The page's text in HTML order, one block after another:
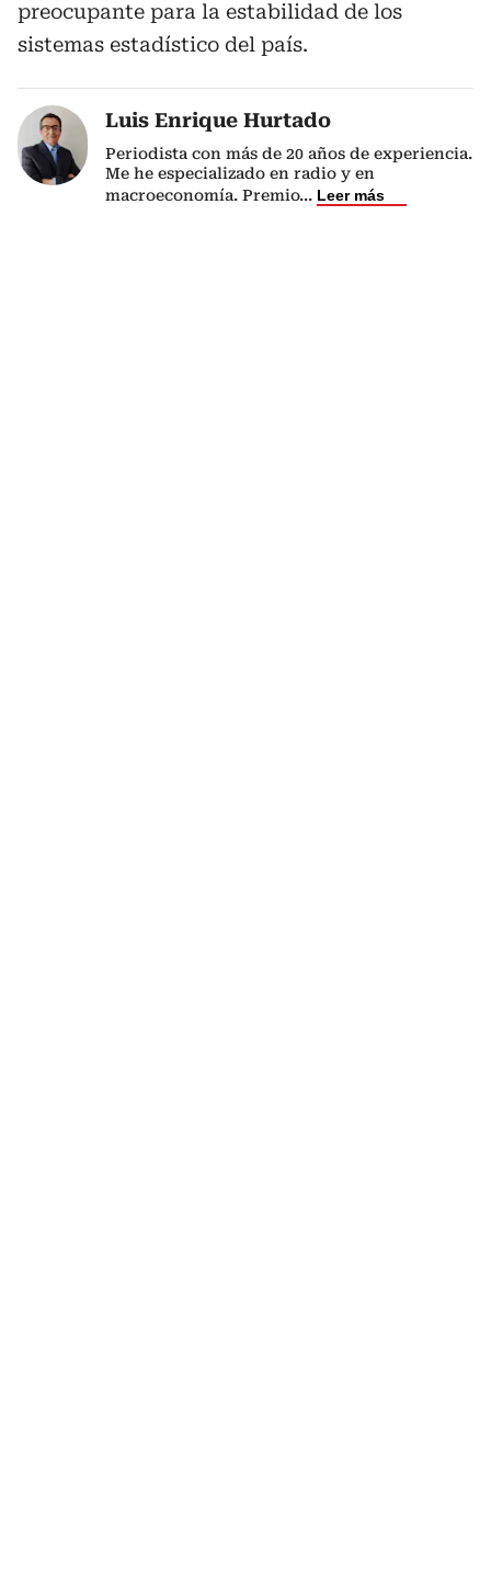
preocupante para la estabilidad de los
sistemas estadístico del país.
Luis Enrique Hurtado
Periodista con más de 20 años de experiencia.
Me he especializado en radio y en
macroeconomía. Premio... Leer más